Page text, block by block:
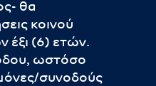
θα
κοινού
έξι (6) ετών.
ωστόσο
συνοδούς